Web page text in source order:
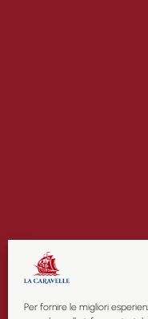
Per fornire le migliori